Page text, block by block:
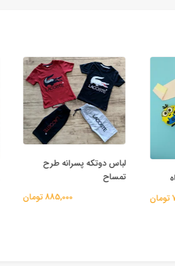
لباس دوتکه پسرانه طرح
تمساح
885,000 تومان